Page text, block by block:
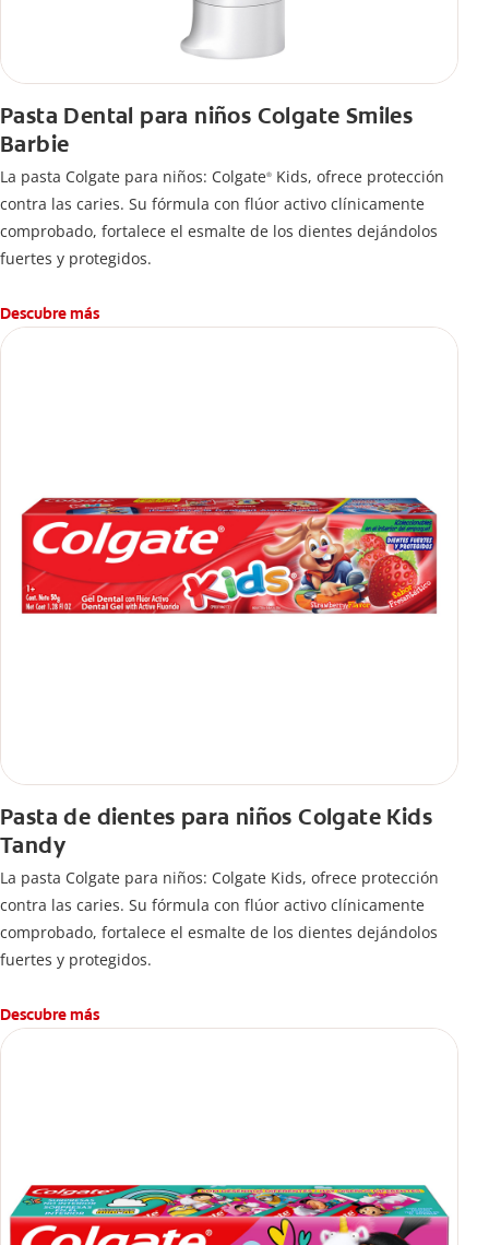
Pasta Dental para niños Colgate Smiles
Barbie
La pasta Colgate para niños: Colgate® Kids, ofrece protección
contra las caries. Su fórmula con flúor activo clínicamente
comprobado, fortalece el esmalte de los dientes dejándolos
fuertes y protegidos.
Descubre más
Pasta de dientes para niños Colgate Kids
Tandy
La pasta Colgate para niños: Colgate Kids, ofrece protección
contra las caries. Su fórmula con flúor activo clínicamente
comprobado, fortalece el esmalte de los dientes dejándolos
fuertes y protegidos.
Descubre más